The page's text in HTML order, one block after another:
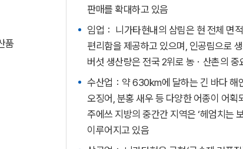
품
판매를 확대하고 있음
임업： 니가타현내의 삼림은 현 전체 면
편리함을 제공하고 있으며, 인공림으로
버섯 생산량은 전국 2위로 농ㆍ산촌의 중
수산업：약 630km에 달하는 긴 바다 해
오징어, 분홍 새우 등 다양한 어종이 어
주에쓰 지방의 중간간 지역은 ‘헤엄치는
이루어지고 있음